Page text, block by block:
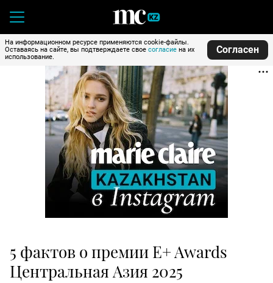
На информационном ресурсе применяются cookie-файлы.
Оставаясь на сайте, вы подтверждаете свое согласие на их
использование.
Согласен
5 фактов о премии E+ Awards
Центральная Азия 2025